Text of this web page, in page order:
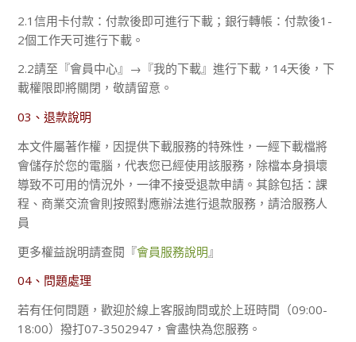
2.1信用卡付款：付款後即可進行下載；銀行轉帳：付款後1-
2個工作天可進行下載。
2.2請至『會員中心』→『我的下載』進行下載，14天後，下
載權限即將關閉，敬請留意。
03、退款說明
本文件屬著作權，因提供下載服務的特殊性，一經下載檔將
會儲存於您的電腦，代表您已經使用該服務，除檔本身損壞
導致不可用的情況外，一律不接受退款申請。其餘包括：課
程、商業交流會則按照對應辦法進行退款服務，請洽服務人
員
更多權益說明請查閱『會員服務說明 』
04、問題處理
若有任何問題，歡迎於線上客服詢問或於上班時間（09:00-
18:00）撥打07-3502947，會盡快為您服務。